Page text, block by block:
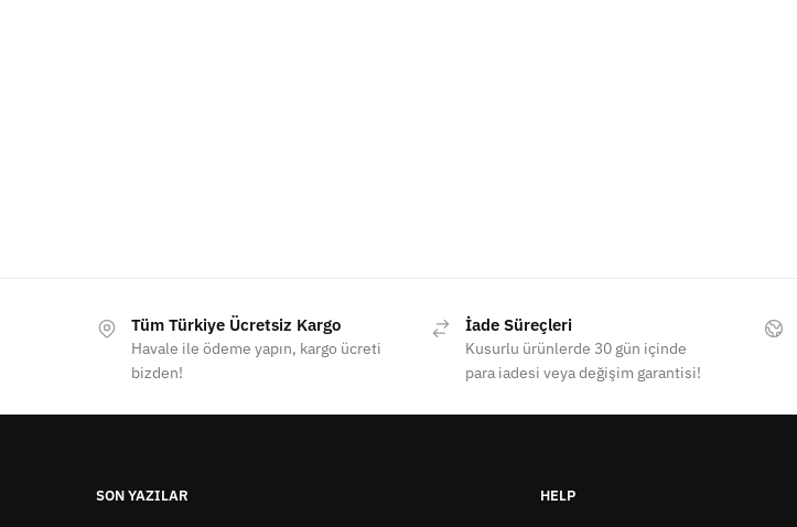
Tüm Türkiye Ücretsiz Kargo
Havale ile ödeme yapın, kargo ücreti
bizden!
İade Süreçleri
Kusurlu ürünlerde 30 gün içinde
para iadesi veya değişim garantisi!
SON YAZILAR HELP